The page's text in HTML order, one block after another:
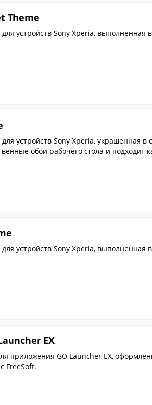
Theme
устройств Sony Xperia, выполненная
устройств Sony Xperia, украшенная в
обои рабочего стола и подходит
устройств Sony Xperia,
EX
приложения GO Launcher EX,
FreeSoft.